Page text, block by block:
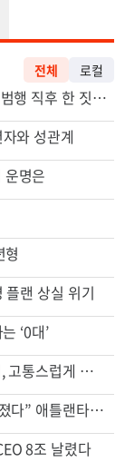
전체 로컬
말다툼 중 엄마 흉기 살해한 10대 아들…범행 직후 한 짓 충격
와 성관계
명은
형
랜 상실 위기
‘0대’
바이든 암 투병 근황…“암이 뼈까지 전이, 고통스럽게 투병 중”
“6~7분 만에 에어컨 실외기 통째로 사라졌다” 애틀랜타서 실외기 도난 급증
8조 날렸다